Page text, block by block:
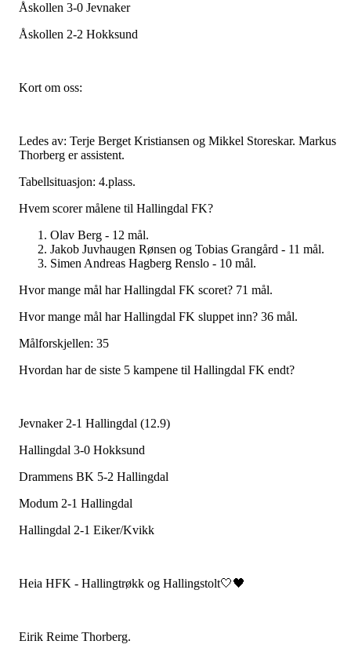
Åskollen 3-0 Jevnaker
Åskollen 2-2 Hokksund
Kort om oss:
Ledes av: Terje Berget Kristiansen og Mikkel Storeskar. Markus
Thorberg er assistent.
Tabellsituasjon: 4.plass.
Hvem scorer målene til Hallingdal FK?
Olav Berg - 12 mål.
Jakob Juvhaugen Rønsen og Tobias Grangård - 11 mål.
Simen Andreas Hagberg Renslo - 10 mål.
Hvor mange mål har Hallingdal FK scoret? 71 mål.
Hvor mange mål har Hallingdal FK sluppet inn? 36 mål.
Målforskjellen: 35
Hvordan har de siste 5 kampene til Hallingdal FK endt?
Jevnaker 2-1 Hallingdal (12.9)
Hallingdal 3-0 Hokksund
Drammens BK 5-2 Hallingdal
Modum 2-1 Hallingdal
Hallingdal 2-1 Eiker/Kvikk
Heia HFK - Hallingtrøkk og Hallingstolt🤍🖤
Eirik Reime Thorberg.